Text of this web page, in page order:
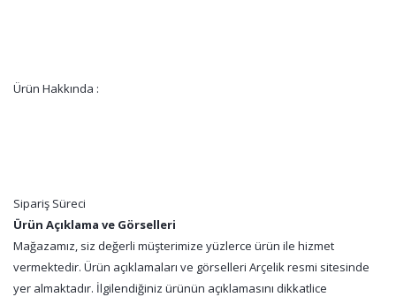
Ürün Hakkında :
Sipariş Süreci
Ürün Açıklama ve Görselleri
Mağazamız, siz değerli müşterimize yüzlerce ürün ile hizmet
vermektedir. Ürün açıklamaları ve görselleri Arçelik resmi sitesinde
yer almaktadır. İlgilendiğiniz ürünün açıklamasını dikkatlice